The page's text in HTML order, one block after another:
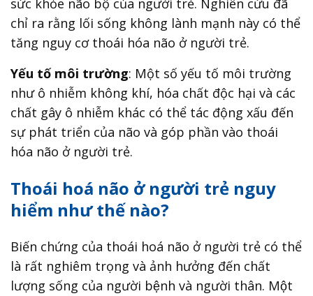
sức khỏe não bộ của người trẻ. Nghiên cứu đã
chỉ ra rằng lối sống không lành mạnh này có thể
tăng nguy cơ thoái hóa não ở người trẻ.
Yếu tố môi trường: Một số yếu tố môi trường
như ô nhiễm không khí, hóa chất độc hại và các
chất gây ô nhiễm khác có thể tác động xấu đến
sự phát triển của não và góp phần vào thoái
hóa não ở người trẻ.
Thoái hoá não ở người trẻ nguy
hiểm như thế nào?
Biến chứng của thoái hoá não ở người trẻ có thể
là rất nghiêm trọng và ảnh hưởng đến chất
lượng sống của người bệnh và người thân. Một